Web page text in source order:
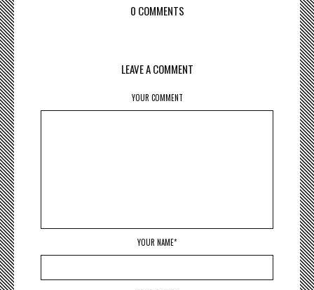
0 COMMENTS
LEAVE A COMMENT
YOUR COMMENT
YOUR NAME*